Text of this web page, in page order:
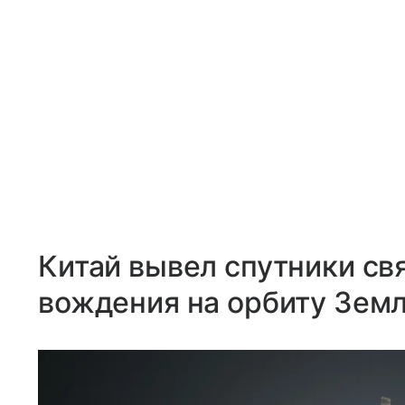
Китай вывел спутники
вождения на орбиту